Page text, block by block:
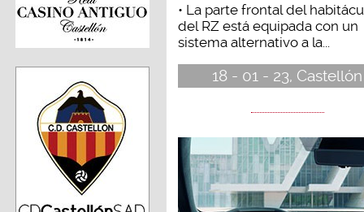
• La parte frontal del
del RZ está equipada con un
sistema alternativo a la...
18 - 01 - 23, Castellón